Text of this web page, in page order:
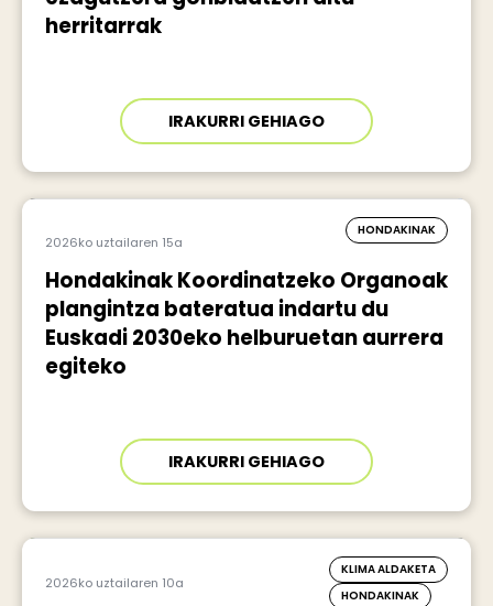
herritarrak
IRAKURRI GEHIAGO
2026ko uztailaren 15a
HONDAKINAK
Hondakinak Koordinatzeko Organoak
plangintza bateratua indartu du
Euskadi 2030eko helburuetan aurrera
egiteko
IRAKURRI GEHIAGO
2026ko uztailaren 10a
KLIMA ALDAKETA
HONDAKINAK